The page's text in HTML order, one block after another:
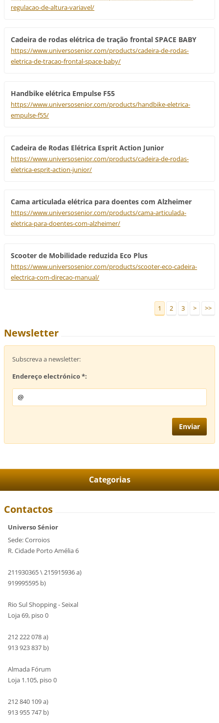
regulacao-de-altura-variavel/
Cadeira de rodas elétrica de tração frontal SPACE BABY
https://www.universosenior.com/products/cadeira-de-rodas-
eletrica-de-tracao-frontal-space-baby/
Handbike elétrica Empulse F55
https://www.universosenior.com/products/handbike-eletrica-
empulse-f55/
Cadeira de Rodas Elétrica Esprit Action Junior
https://www.universosenior.com/products/cadeira-de-rodas-
eletrica-esprit-action-junior/
Cama articulada elétrica para doentes com Alzheimer
https://www.universosenior.com/products/cama-articulada-
eletrica-para-doentes-com-alzheimer/
Scooter de Mobilidade reduzida Eco Plus
https://www.universosenior.com/products/scooter-eco-cadeira-
electrica-com-direcao-manual/
1 2 3 > >>
Newsletter
Subscreva a newsletter:
Endereço electrónico *:
Categorias
Contactos
Universo Sénior
Sede: Corroios
R. Cidade Porto Amélia 6
211930365 \ 215915936 a)
919995595 b)
Rio Sul Shopping - Seixal
Loja 69, piso 0
212 222 078 a)
913 923 837 b)
Almada Fórum
Loja 1.105, piso 0
212 840 109 a)
913 955 747 b)